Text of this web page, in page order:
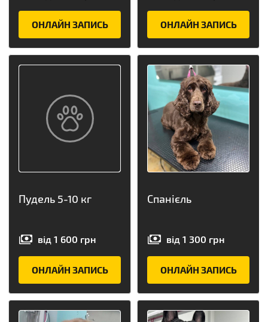
ОНЛАЙН ЗАПИСЬ ОНЛАЙН ЗАПИСЬ
Пудель 5-10 кг
від 1 600 грн
ОНЛАЙН ЗАПИСЬ
Спанієль
від 1 300 грн
ОНЛАЙН ЗАПИСЬ